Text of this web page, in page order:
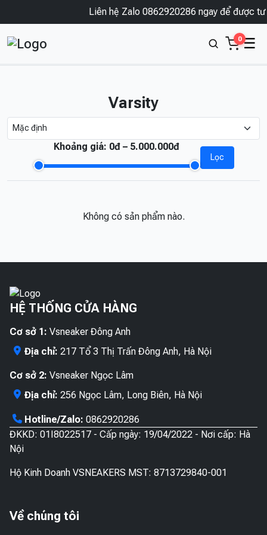
Liên hệ Zalo 0862920286 ngay để được tư
0 ☰
Varsity
Khoảng giá: 0đ – 5.000.000đ
Lọc
Không có sản phẩm nào.
HỆ THỐNG CỬA HÀNG
Cơ sở 1: Vsneaker Đông Anh
Địa chỉ: 217 Tổ 3 Thị Trấn Đông Anh, Hà Nội
Cơ sở 2: Vsneaker Ngọc Lâm
Địa chỉ: 256 Ngọc Lâm, Long Biên, Hà Nội
Hotline/Zalo: 0862920286
ĐKKD: 01I8022517 - Cấp ngày: 19/04/2022 - Nơi cấp: Hà
Nội
Hộ Kinh Doanh VSNEAKERS MST: 8713729840-001
Về chúng tôi